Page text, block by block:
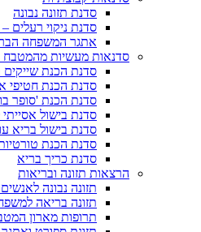
סדנת תזונה נבונה
סדנת ניקוי רעלים
אתגר המשפחה
סדנאות מעשיות מהמטבח
סדנת הכנת שייקים
סדנת הכנת חטיפי
סדנת הכנת 'סופר
סדנת בישול אסייתי
סדנת בישול בריא
סדנת הכנת
סדנת כריך בריא
הרצאות תזונה ובריאות
תזונה נבונה
תזונה בריאה
תרופות מארון